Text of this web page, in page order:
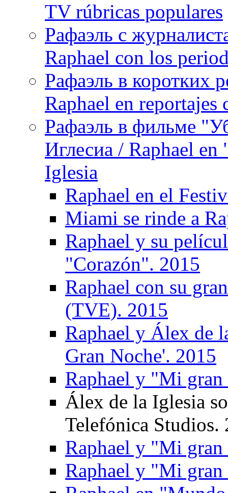
TV rúbricas populares
Рафаэль с
Raphael con los
Рафаэль в коротких
Raphael en reportajes
Рафаэль в фильме
Иглесиа / Raphael
Iglesia
Raphael en el
Miami se rinde a
Raphael y su
"Corazón". 2015
Raphael con su
(TVE). 2015
Raphael y Álex de
Gran Noche'. 2015
Raphael y "Mi
Álex de la Iglesia
Telefónica Studios.
Raphael y "Mi
Raphael y "Mi